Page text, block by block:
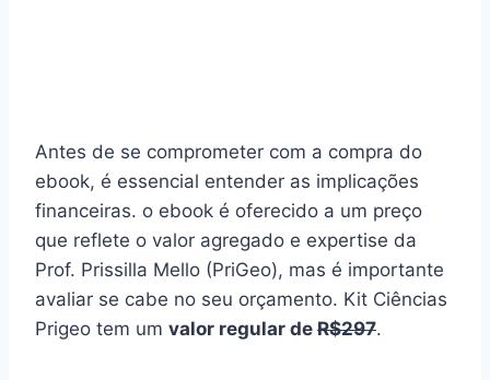
Antes de se comprometer com a compra do
ebook, é essencial entender as implicações
financeiras. o ebook é oferecido a um preço
que reflete o valor agregado e expertise da
Prof. Prissilla Mello (PriGeo), mas é importante
avaliar se cabe no seu orçamento. Kit Ciências
Prigeo tem um valor regular de R$297.